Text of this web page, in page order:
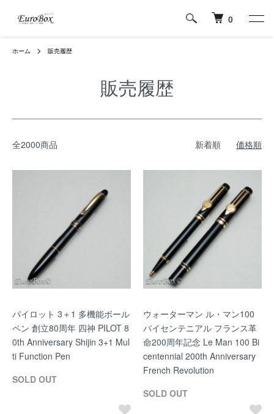
0
ホーム 販売履歴
販売履歴
全2000商品 新着順 価格順
パイロット 3＋1 多機能ボール
ペン 創立80周年 四神 PILOT 8
0th Anniversary Shijin 3+1 Mul
ti Function Pen
SOLD OUT
ウォーターマン ル・マン100
バイセンテニアル フランス革
命200周年記念 Le Man 100 Bi
centennial 200th Anniversary
French Revolution
SOLD OUT